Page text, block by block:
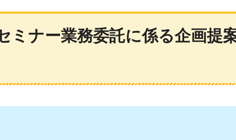
ミナー業務委託に係る企画提